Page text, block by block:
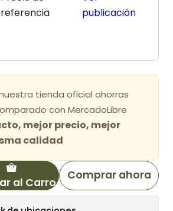
referencia
publicación
tienda oficial ahorras
con MercadoLibre
mejor precio, mejor
calidad
al Carro
Comprar ahora